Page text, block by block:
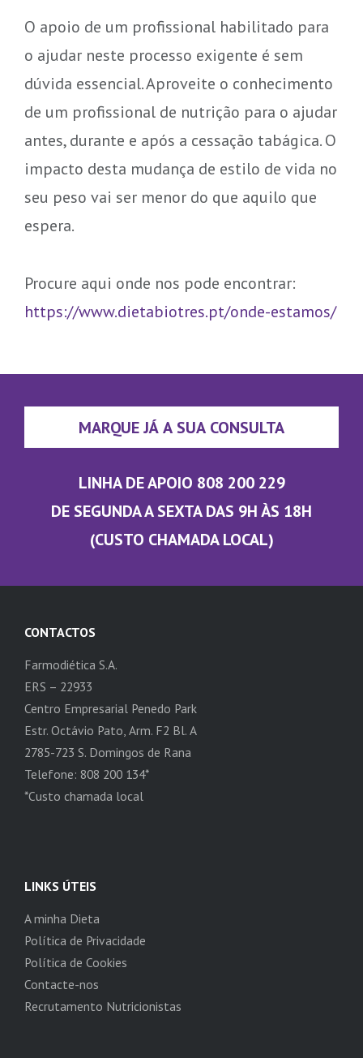
O apoio de um profissional habilitado para
o ajudar neste processo exigente é sem
dúvida essencial. Aproveite o conhecimento
de um profissional de nutrição para o ajudar
antes, durante e após a cessação tabágica. O
impacto desta mudança de estilo de vida no
seu peso vai ser menor do que aquilo que
espera.
Procure aqui onde nos pode encontrar:
https://www.dietabiotres.pt/onde-estamos/
MARQUE JÁ A SUA CONSULTA
LINHA DE APOIO 808 200 229
DE SEGUNDA A SEXTA DAS 9H ÀS 18H
(CUSTO CHAMADA LOCAL)
CONTACTOS
Farmodiética S.A.
ERS – 22933
Centro Empresarial Penedo Park
Estr. Octávio Pato, Arm. F2 Bl. A
2785-723 S. Domingos de Rana
Telefone: 808 200 134*
*Custo chamada local
LINKS ÚTEIS
A minha Dieta
Política de Privacidade
Política de Cookies
Contacte-nos
Recrutamento Nutricionistas